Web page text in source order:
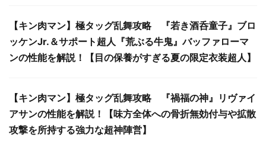
【キン肉マン】極タッグ乱舞攻略 『若き酒呑童子』ブロ
ッケンJr.＆サポート超人『荒ぶる牛鬼』バッファローマ
ンの性能を解説！【目の保養がすぎる夏の限定衣装超人】
【キン肉マン】極タッグ乱舞攻略 『禍福の神』リヴァイ
アサンの性能を解説！【味方全体への骨折無効付与や拡散
攻撃を所持する強力な超神陣営】